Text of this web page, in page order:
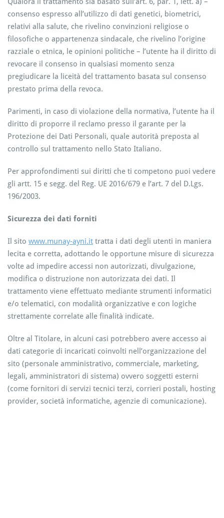
consenso espresso all’utilizzo di dati genetici, biometrici,
relativi alla salute, che rivelino convinzioni religiose o
filosofiche o appartenenza sindacale, che rivelino l’origine
razziale o etnica, le opinioni politiche – l’utente ha il diritto di
revocare il consenso in qualsiasi momento senza
pregiudicare la liceità del trattamento basata sul consenso
prestato prima della revoca.
Parimenti, in caso di violazione della normativa, l’utente ha il
diritto di proporre il reclamo presso il garante per la
Protezione dei Dati Personali, quale autorità preposta al
controllo sul trattamento nello Stato Italiano.
Per approfondimenti sui diritti che ti competono puoi vedere
gli artt. 15 e segg. del Reg. UE 2016/679 e l’art. 7 del D.Lgs.
196/2003.
Sicurezza dei dati forniti
Il sito www.munay-ayni.it tratta i dati degli utenti in maniera
lecita e corretta, adottando le opportune misure di sicurezza
volte ad impedire accessi non autorizzati, divulgazione,
modifica o distruzione non autorizzata dei dati. Il
trattamento viene effettuato mediante strumenti informatici
e/o telematici, con modalità organizzative e con logiche
strettamente correlate alle finalità indicate.
Oltre al Titolare, in alcuni casi potrebbero avere accesso ai
dati categorie di incaricati coinvolti nell’organizzazione del
sito (personale amministrativo, commerciale, marketing,
legali, amministratori di sistema) ovvero soggetti esterni
(come fornitori di servizi tecnici terzi, corrieri postali, hosting
provider, società informatiche, agenzie di comunicazione).